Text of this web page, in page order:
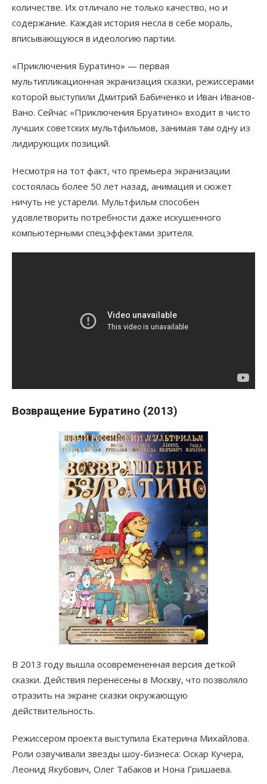
количестве. Их отличало не только качество, но и
содержание. Каждая история несла в себе мораль,
вписывающуюся в идеологию партии.
«Приключения Буратино» — первая
мультипликационная экранизация сказки, режиссерами
которой выступили Дмитрий Бабиченко и Иван Иванов-
Вано. Сейчас «Приключения Бруатино» входит в чисто
лучших советских мультфильмов, занимая там одну из
лидирующих позиций.
Несмотря на тот факт, что премьера экранизации
состоялась более 50 лет назад, анимация и сюжет
ничуть не устарели. Мультфильм способен
удовлетворить потребности даже искушенного
компьютерными спецэффектами зрителя.
Возвращение Буратино (2013)
В 2013 году вышла осовремененная версия деткой
сказки. Действия перенесены в Москву, что позволяло
отразить на экране сказки окружающую
действительность.
Режиссером проекта выступила Екатерина Михайлова.
Роли озвучивали звезды шоу-бизнеса: Оскар Кучера,
Леонид Якубович, Олег Табаков и Нона Гришаева.